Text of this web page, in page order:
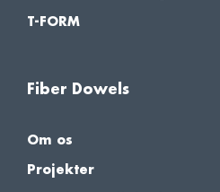
T-FORM
Fiber Dowels
Om os
Projekter